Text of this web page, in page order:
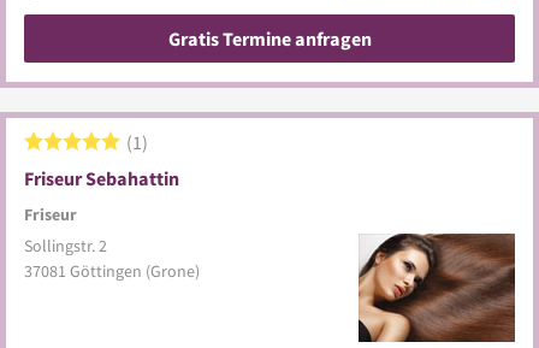
Gratis Termine anfragen
Friseur Sebahattin
Friseur
1
Sollingstr. 2
37081 Göttingen (Grone)